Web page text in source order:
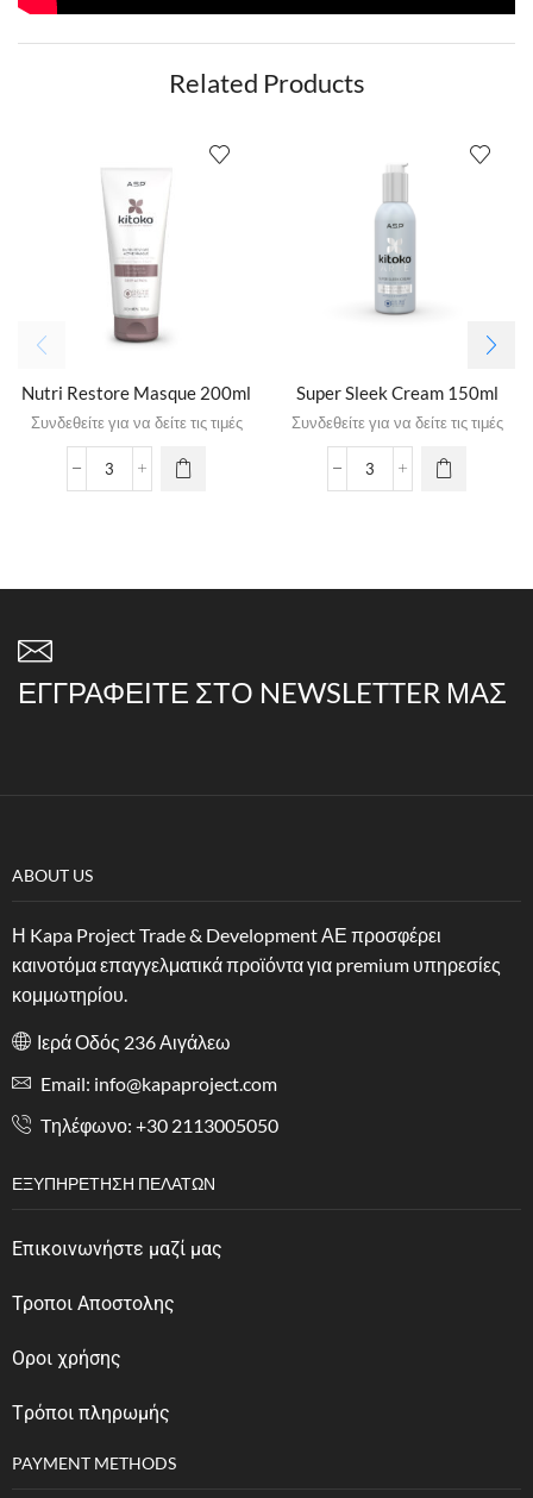
Related Products
Nutri Restore Masque 200ml
Συνδεθείτε για να δείτε τις τιμές
Super Sleek Cream 150ml
Συνδεθείτε για να δείτε τις τιμές
ΕΓΓΡΑΦΕΊΤΕ ΣΤΟ NEWSLETTER ΜΑΣ
ABOUT US
Η Kapa Project Trade & Development ΑΕ προσφέρει
καινοτόμα επαγγελματικά προϊόντα για premium υπηρεσίες
κομμωτηρίου.
Ιερά Οδός 236 Αιγάλεω
Email: info@kapaproject.com
Tηλέφωνο: +30 2113005050
ΕΞΥΠΗΡΈΤΗΣΗ ΠΕΛΑΤΏΝ
Επικοινωνήστε μαζί μας
Τροποι Αποστολης
Οροι χρήσης
Tρόποι πληρωμής
PAYMENT METHODS